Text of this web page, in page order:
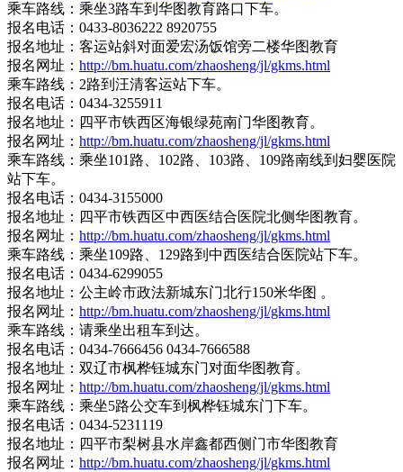
乘车路线：乘坐3路车到华图教育路口下车。
报名电话：0433-8036222 8920755
报名地址：客运站斜对面爱宏汤饭馆旁二楼华图教育
报名网址： http://bm.huatu.com/zhaosheng/jl/gkms.html
乘车路线：2路到汪清客运站下车。
报名电话：0434-3255911
报名地址：四平市铁西区海银绿苑南门华图教育。
报名网址： http://bm.huatu.com/zhaosheng/jl/gkms.html
乘车路线：乘坐101路、102路、103路、109路南线到妇婴医院
站下车。
报名电话：0434-3155000
报名地址：四平市铁西区中西医结合医院北侧华图教育。
报名网址： http://bm.huatu.com/zhaosheng/jl/gkms.html
乘车路线：乘坐109路、129路到中西医结合医院站下车。
报名电话：0434-6299055
报名地址：公主岭市政法新城东门北行150米华图 。
报名网址： http://bm.huatu.com/zhaosheng/jl/gkms.html
乘车路线：请乘坐出租车到达。
报名电话：0434-7666456 0434-7666588
报名地址：双辽市枫桦钰城东门对面华图教育。
报名网址： http://bm.huatu.com/zhaosheng/jl/gkms.html
乘车路线：乘坐5路公交车到枫桦钰城东门下车。
报名电话：0434-5231119
报名地址：四平市梨树县水岸鑫都西侧门市华图教育
报名网址： http://bm.huatu.com/zhaosheng/jl/gkms.html